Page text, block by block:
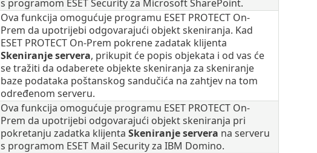
s programom ESET Security za Microsoft SharePoint.
Ova funkcija omogućuje programu ESET PROTECT On-
Prem da upotrijebi odgovarajući objekt skeniranja. Kad
ESET PROTECT On-Prem pokrene zadatak klijenta
Skeniranje servera, prikupit će popis objekata i od vas će
se tražiti da odaberete objekte skeniranja za skeniranje
baze podataka poštanskog sandučića na zahtjev na tom
određenom serveru.
Ova funkcija omogućuje programu ESET PROTECT On-
Prem da upotrijebi odgovarajući objekt skeniranja pri
pokretanju zadatka klijenta Skeniranje servera na serveru
s programom ESET Mail Security za IBM Domino.